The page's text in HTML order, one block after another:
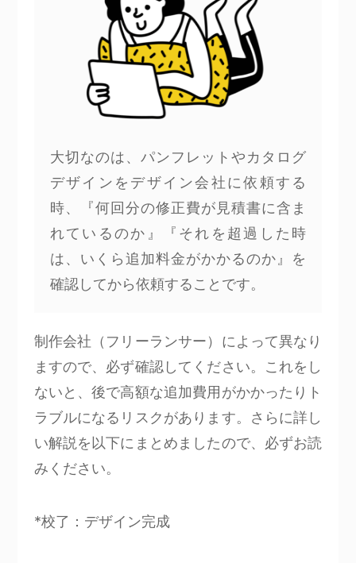
大切なのは、パンフレットやカタログ
デザインをデザイン会社に依頼する
時、『何回分の修正費が見積書に含ま
れているのか』『それを超過した時
は、いくら追加料金がかかるのか』を
確認してから依頼することです。
制作会社（フリーランサー）によって異なり
ますので、必ず確認してください。これをし
ないと、後で高額な追加費用がかかったりト
ラブルになるリスクがあります。さらに詳し
い解説を以下にまとめましたので、必ずお読
みください。
*校了：デザイン完成